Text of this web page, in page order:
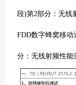
段)第2部分：无线
FDD数字蜂窝移
分：无线射频性能